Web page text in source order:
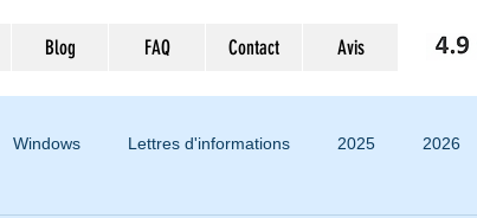
Blog FAQ Contact Avis
Windows Lettres d'informations 2025 2026